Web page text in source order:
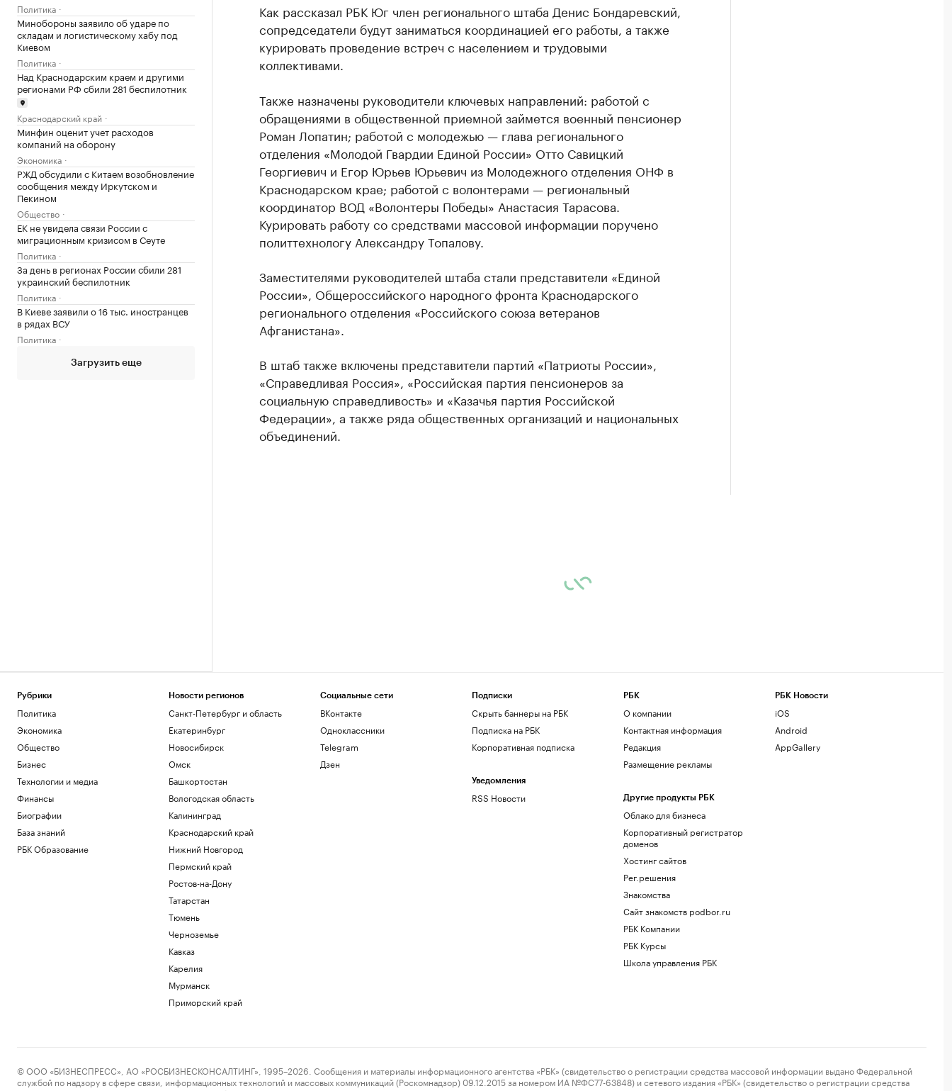
Политика
Минобороны заявило об ударе по
складам и логистическому хабу под
Киевом
Политика
Над Краснодарским краем и другими
регионами РФ сбили 281 беспилотник
Краснодарский край
Минфин оценит учет расходов
компаний на оборону
Экономика
РЖД обсудили с Китаем возобновление
сообщения между Иркутском и
Пекином
Общество
ЕК не увидела связи России с
миграционным кризисом в Сеуте
Политика
За день в регионах России сбили 281
украинский беспилотник
Политика
В Киеве заявили о 16 тыс. иностранцев
в рядах ВСУ
Политика
Загрузить еще
Как рассказал РБК Юг член регионального штаба Денис Бондаревский,
сопредседатели будут заниматься координацией его работы, а также
курировать проведение встреч с населением и трудовыми
коллективами.
Также назначены руководители ключевых направлений: работой с
обращениями в общественной приемной займется военный пенсионер
Роман Лопатин; работой с молодежью — глава регионального
отделения «Молодой Гвардии Единой России» Отто Савицкий
Георгиевич и Егор Юрьев Юрьевич из Молодежного отделения ОНФ в
Краснодарском крае; работой с волонтерами — региональный
координатор ВОД «Волонтеры Победы» Анастасия Тарасова.
Курировать работу со средствами массовой информации поручено
политтехнологу Александру Топалову.
Заместителями руководителей штаба стали представители «Единой
России», Общероссийского народного фронта Краснодарского
регионального отделения «Российского союза ветеранов
Афганистана».
В штаб также включены представители партий «Патриоты России»,
«Справедливая Россия», «Российская партия пенсионеров за
социальную справедливость» и «Казачья партия Российской
Федерации», а также ряда общественных организаций и национальных
объединений.
Рубрики
Политика
Экономика
Общество
Бизнес
Технологии и медиа
Финансы
Биографии
База знаний
РБК Образование
Новости регионов
Санкт-Петербург и область
Екатеринбург
Новосибирск
Омск
Башкортостан
Вологодская область
Калининград
Краснодарский край
Нижний Новгород
Пермский край
Ростов-на-Дону
Татарстан
Тюмень
Черноземье
Кавказ
Карелия
Мурманск
Приморский край
Социальные сети
ВКонтакте
Одноклассники
Telegram
Дзен
Подписки
Скрыть баннеры на РБК
Подписка на РБК
Корпоративная подписка
Уведомления
RSS Новости
РБК
О компании
Контактная информация
Редакция
Размещение рекламы
Другие продукты РБК
Облако для бизнеса
Корпоративный регистратор
доменов
Хостинг сайтов
Рег.решения
Знакомства
Сайт знакомств podbor.ru
РБК Компании
РБК Курсы
Школа управления РБК
РБК Новости
iOS
Android
AppGallery
© ООО «БИЗНЕСПРЕСС», АО «РОСБИЗНЕСКОНСАЛТИНГ», 1995–2026. Сообщения и материалы информационного агентства «РБК» (свидетельство о регистрации средства массовой информации выдано Федеральной
службой по надзору в сфере связи, информационных технологий и массовых коммуникаций (Роскомнадзор) 09.12.2015 за номером ИА №ФС77-63848) и сетевого издания «РБК» (свидетельство о регистрации средства